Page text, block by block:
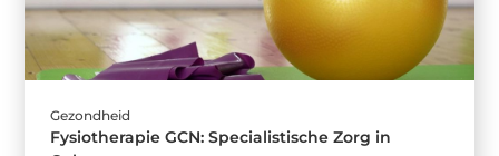
Gezondheid
Fysiotherapie GCN: Specialistische Zorg in